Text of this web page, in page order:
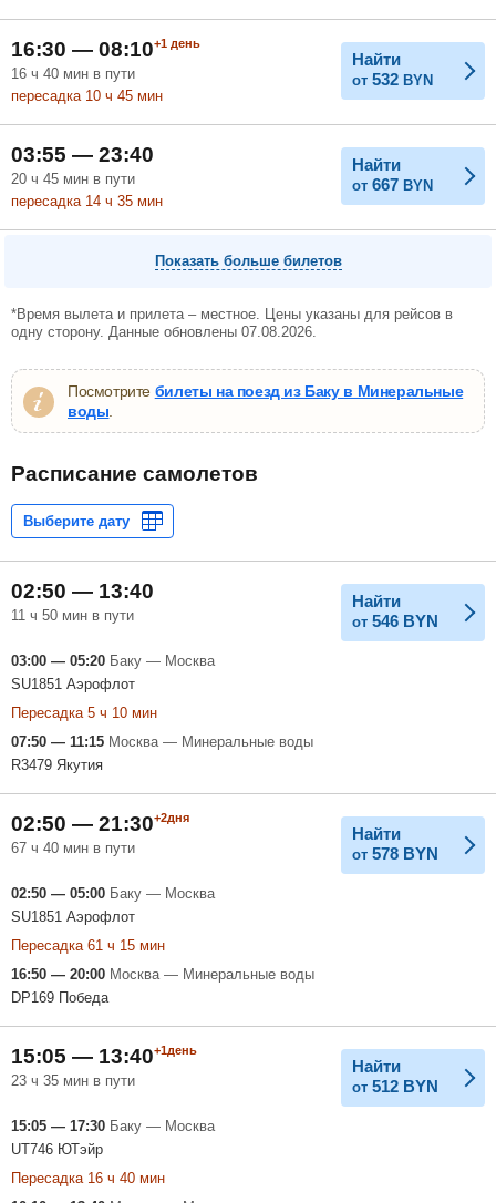
16:30 — 08:10+1 день
16 ч 40 мин в пути
пересадка 10 ч 45 мин
Найти
от 532 BYN
03:55 — 23:40
20 ч 45 мин в пути
пересадка 14 ч 35 мин
Найти
от 667 BYN
Показать больше билетов
*Время вылета и прилета – местное. Цены указаны для рейсов в
одну сторону. Данные обновлены 07.08.2026.
Посмотрите билеты на поезд из Баку в Минеральные
воды
Расписание самолетов
02:50 — 13:40
11 ч 50 мин в пути
Найти
от 546 BYN
03:00 — 05:20 Баку — Москва
SU1851 Аэрофлот
Пересадка 5 ч 10 мин
07:50 — 11:15 Москва — Минеральные воды
R3479 Якутия
02:50 — 21:30+2дня
67 ч 40 мин в пути
Найти
от 578 BYN
02:50 — 05:00 Баку — Москва
SU1851 Аэрофлот
Пересадка 61 ч 15 мин
16:50 — 20:00 Москва — Минеральные воды
DP169 Победа
15:05 — 13:40+1день
23 ч 35 мин в пути
Найти
от 512 BYN
15:05 — 17:30 Баку — Москва
UT746 ЮТэйр
Пересадка 16 ч 40 мин